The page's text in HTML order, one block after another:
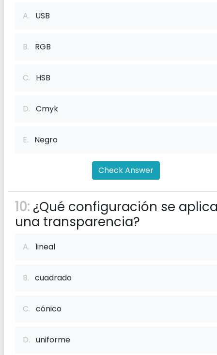
A. USB
B. RGB
C. HSB
D. Cmyk
E. Negro
Check Answer
10: ¿Qué configuración se
una transparencia?
A. lineal
B. cuadrado
C. cónico
D. uniforme